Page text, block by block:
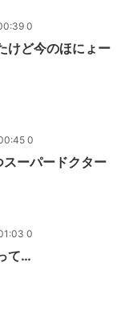
0
けど今のほにょー
0
ーパードクター
0
て…